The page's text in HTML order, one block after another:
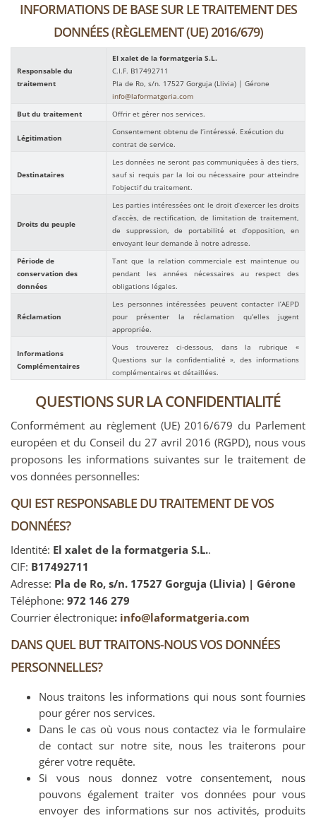
INFORMATIONS DE BASE SUR LE TRAITEMENT DES
DONNÉES (RÈGLEMENT (UE) 2016/679)
Responsable du
traitement
El xalet de la formatgeria S.L.
C.I.F. B17492711
Pla de Ro, s/n. 17527 Gorguja (Llivia) | Gérone
info@laformatgeria.com
But du traitement
Offrir et gérer nos services.
Légitimation
Consentement obtenu de l’intéressé. Exécution du
contrat de service.
Destinataires
Les données ne seront pas communiquées à des tiers,
sauf si requis par la loi ou nécessaire pour atteindre
l’objectif du traitement.
Droits du peuple
Les parties intéressées ont le droit d’exercer les droits
d’accès, de rectification, de limitation de traitement,
de suppression, de portabilité et d’opposition, en
envoyant leur demande à notre adresse.
Période de
conservation des
données
Tant que la relation commerciale est maintenue ou
pendant les années nécessaires au respect des
obligations légales.
Réclamation
Les personnes intéressées peuvent contacter l’AEPD
pour présenter la réclamation qu’elles jugent
appropriée.
Informations
Complémentaires
Vous trouverez ci-dessous, dans la rubrique «
Questions sur la confidentialité », des informations
complémentaires et détaillées.
QUESTIONS SUR LA CONFIDENTIALITÉ
Conformément au règlement (UE) 2016/679 du Parlement
européen et du Conseil du 27 avril 2016 (RGPD), nous vous
proposons les informations suivantes sur le traitement de
vos données personnelles:
QUI EST RESPONSABLE DU TRAITEMENT DE VOS
DONNÉES?
Identité: El xalet de la formatgeria S.L..
CIF: B17492711
Adresse: Pla de Ro, s/n. 17527 Gorguja (Llivia) | Gérone
Téléphone: 972 146 279
Courrier électronique: info@laformatgeria.com
DANS QUEL BUT TRAITONS-NOUS VOS DONNÉES
PERSONNELLES?
Nous traitons les informations qui nous sont fournies
pour gérer nos services.
Dans le cas où vous nous contactez via le formulaire
de contact sur notre site, nous les traiterons pour
gérer votre requête.
Si vous nous donnez votre consentement, nous
pouvons également traiter vos données pour vous
envoyer des informations sur nos activités, produits